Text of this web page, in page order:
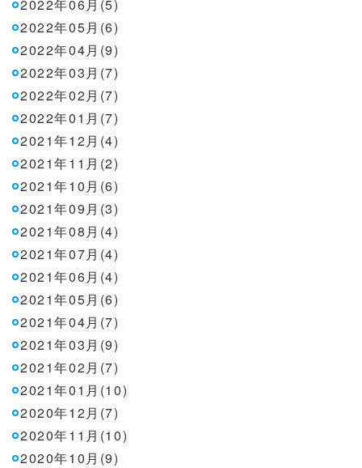
2022年06月(5)
2022年05月(6)
2022年04月(9)
2022年03月(7)
2022年02月(7)
2022年01月(7)
2021年12月(4)
2021年11月(2)
2021年10月(6)
2021年09月(3)
2021年08月(4)
2021年07月(4)
2021年06月(4)
2021年05月(6)
2021年04月(7)
2021年03月(9)
2021年02月(7)
2021年01月(10)
2020年12月(7)
2020年11月(10)
2020年10月(9)